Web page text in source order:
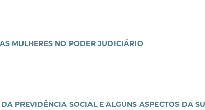
MULHERES NO PODER JUDICIÁRIO
PREVIDÊNCIA SOCIAL E ALGUNS ASPECTOS DA